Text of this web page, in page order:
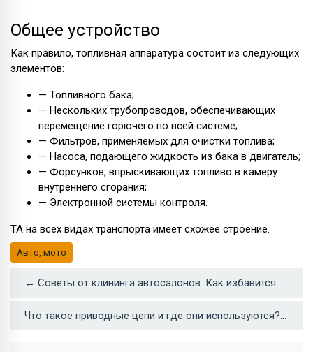
Общее устройство
Как правило, топливная аппаратура состоит из следующих
элементов:
— Топливного бака;
— Нескольких трубопроводов, обеспечивающих
перемещение горючего по всей системе;
— Фильтров, применяемых для очистки топлива;
— Насоса, подающего жидкость из бака в двигатель;
— Форсунков, впрыскивающих топливо в камеру
внутреннего сгорания;
— Электронной системы контроля.
ТА на всех видах транспорта имеет схожее строение.
Авто, мото
← Советы от клининга автосалонов: Как избавится от различных пятен в салоне автомобиля
Что такое приводные цепи и где они используются? →